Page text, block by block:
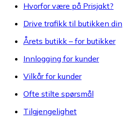
Hvorfor være på Prisjakt?
Drive trafikk til butikken din
Årets butikk – for butikker
Innlogging for kunder
Vilkår for kunder
Ofte stilte spørsmål
Tilgjengelighet